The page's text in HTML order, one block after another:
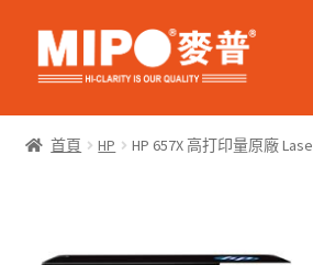
Skip
to
Skip
to
網上購物
首頁 HP HP 657X 高打印量原廠